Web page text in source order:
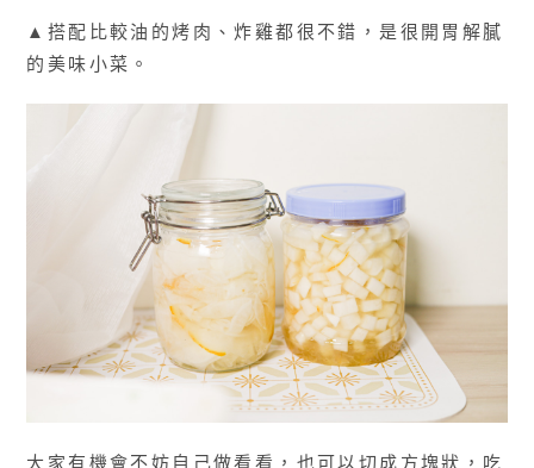
▲搭配比較油的烤肉、炸雞都很不錯，是很開胃解膩
的美味小菜。
大家有機會不妨自己做看看，也可以切成方塊狀，吃